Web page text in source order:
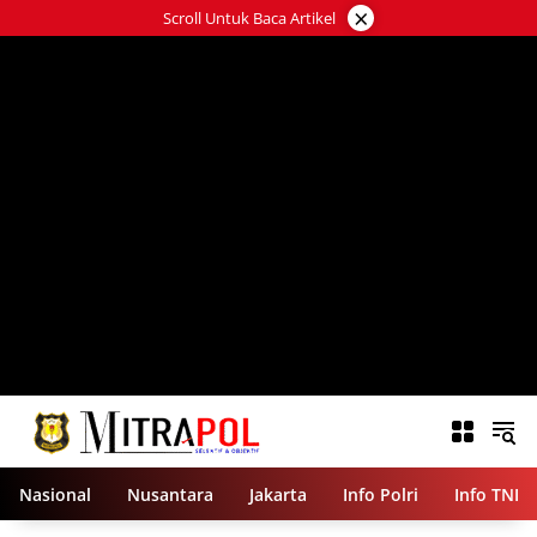
ke
Scroll Untuk Baca Artikel ×
Nasional Nusantara Jakarta Info Polri Info TNI